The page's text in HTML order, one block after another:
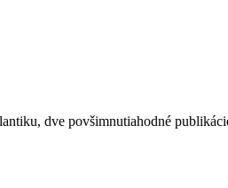
dve povšimnutiahodné